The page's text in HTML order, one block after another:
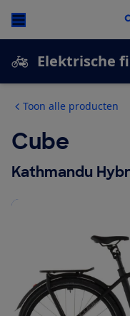
Elektrische
Toon alle producten
Cube
Kathmandu